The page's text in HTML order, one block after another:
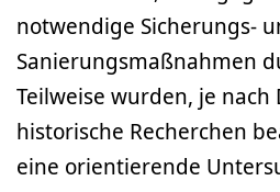
notwendige Sicherungs-
Sanierungsmaßnahmen
Teilweise wurden, je nach
historische Recherchen
eine orientierende